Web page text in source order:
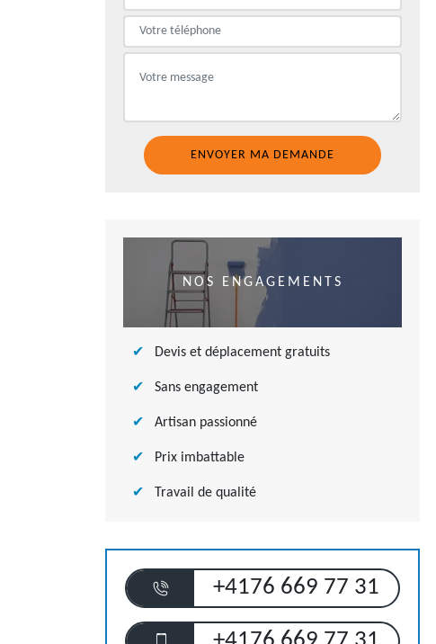
NOS ENGAGEMENTS
Devis et déplacement gratuits
Sans engagement
Artisan passionné
Prix imbattable
Travail de qualité
+4176 669 77 31